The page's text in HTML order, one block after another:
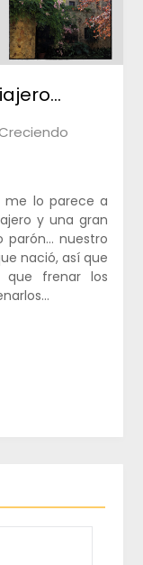
me lo parece a
y una gran
parón… nuestro
nació, así que
que frenar los